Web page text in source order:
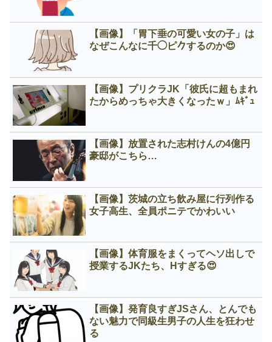
【画像】「胃下垂の可愛い女の子」は
なぜこんなに千◯ピ𠂊するのか😍
【画像】プリクラJK「彼氏に超もまれ
たからめっちゃ大きくなったｗ」ﾑｷﾞｭ
【画像】放置された志村けんの4億円
豪邸がこちら…
【画像】茨城の立ち飲み屋に行列作る
女子高生、全員ポニテでかわいい
【画像】体育服をまくってヘソ出しで
授業するJKたち、Нすぎる😍
【画像】発育良すぎJSさん、とんでも
ない魅力で同級生男子の人生を狂わせ
る